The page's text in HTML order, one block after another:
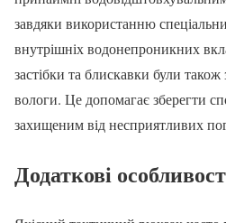
завдяки використанню
внутрішніх водонепроникних
застібки та блискавки були
вологи. Це допомагає зберегти
захищеним від несприятливих
Додаткові